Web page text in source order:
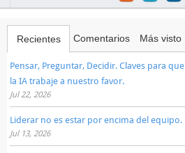
Recientes Comentarios Más visto
Pensar, Preguntar, Decidir. Claves para que
la IA trabaje a nuestro favor.
Jul 22, 2026
Liderar no es estar por encima del equipo.
Jul 13, 2026